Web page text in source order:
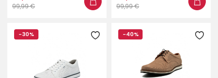
99,99 € 99,99 €
-30% -40%